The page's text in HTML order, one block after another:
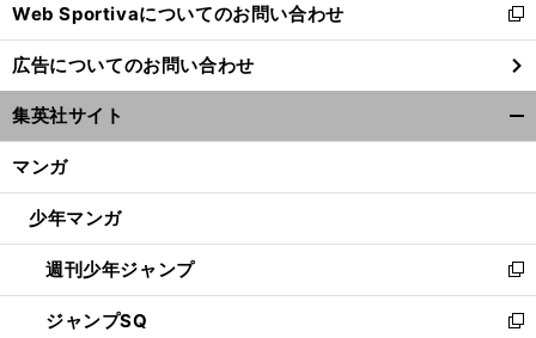
く
Web Sportivaについてのお問い合わせ
新
し
い
ウ
ィ
ン
ウ
開
く
広告についてのお問い合わせ
集英社サイト
マンガ
少年マンガ
週刊少年ジャンプ
新
し
い
ジャンプSQ
新